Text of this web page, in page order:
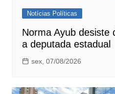
Notícias Políticas
Norma Ayub desiste
a deputada estadual
sex, 07/08/2026